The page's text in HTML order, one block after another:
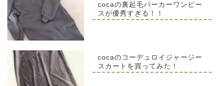
cocaの裏起毛パーカーワンピー
スが優秀すぎる！！
cocaのコーデュロイジャージー
スカートを買ってみた！